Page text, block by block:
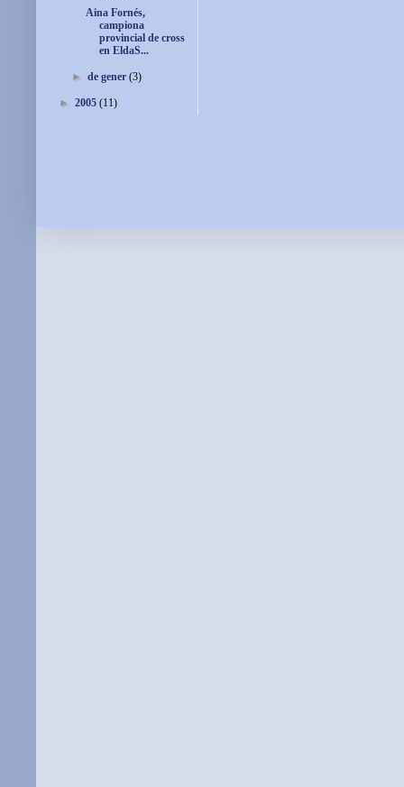
Aina Fornés,
campiona
provincial de cross
en EldaS...
►de gener(3)
► 2005 (11)